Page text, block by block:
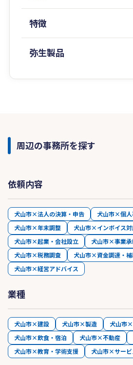
特徴
弥生製品
周辺の事務所を探す
依頼内容
犬山市×法人の決算・申告
犬山市×個人
犬山市×年末調整
犬山市×インボイス
犬山市×起業・会社設立
犬山市×事業
犬山市×税務調査
犬山市×資金調達・
犬山市×経営アドバイス
業種
犬山市×建設 犬山市×製造 犬山市
犬山市×飲食・宿泊
犬山市×不動産
犬山市×教育・学術支援
犬山市×サービ